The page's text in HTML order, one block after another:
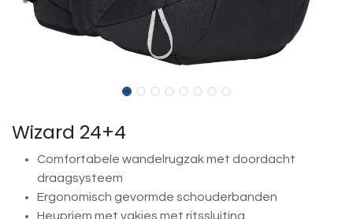
Wizard 24+4
Comfortabele wandelrugzak met doordacht
draagsysteem
Ergonomisch gevormde schouderbanden
Heupriem met vakjes met ritssluiting